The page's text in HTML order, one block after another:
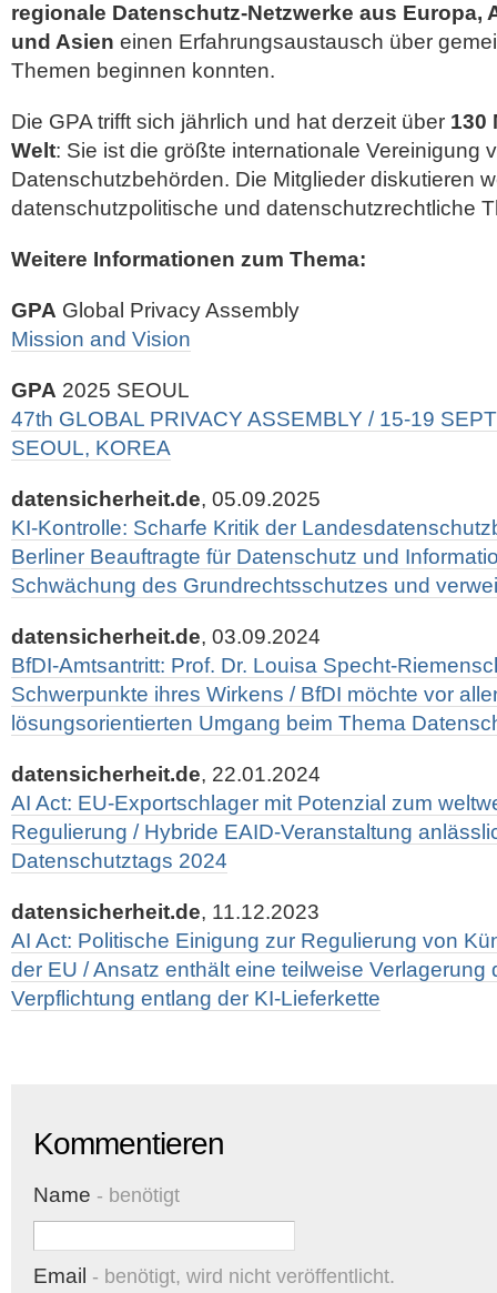
regionale Datenschutz-Netzwerke aus Europa,
und Asien einen Erfahrungsaustausch über
Themen beginnen konnten.
Die GPA trifft sich jährlich und hat derzeit über 130
Welt: Sie ist die größte internationale Vereinigung
Datenschutzbehörden. Die Mitglieder diskutieren
datenschutzpolitische und datenschutzrechtliche
Weitere Informationen zum Thema:
GPA Global Privacy Assembly
Mission and Vision
GPA 2025 SEOUL
47th GLOBAL PRIVACY ASSEMBLY / 15-19
SEOUL, KOREA
datensicherheit.de, 05.09.2025
KI-Kontrolle: Scharfe Kritik der
Berliner Beauftragte für Datenschutz und
Schwächung des Grundrechtsschutzes und
datensicherheit.de, 03.09.2024
BfDI-Amtsantritt: Prof. Dr. Louisa Specht-
Schwerpunkte ihres Wirkens / BfDI möchte vor
lösungsorientierten Umgang beim Thema
datensicherheit.de, 22.01.2024
AI Act: EU-Exportschlager mit Potenzial zum
Regulierung / Hybride EAID-Veranstaltung
Datenschutztags 2024
datensicherheit.de, 11.12.2023
AI Act: Politische Einigung zur Regulierung von
der EU / Ansatz enthält eine teilweise Verlagerung
Verpflichtung entlang der KI-Lieferkette
Kommentieren
Name - benötigt
Email - benötigt, wird nicht veröffentlicht.